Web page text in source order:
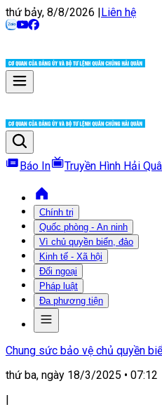
thứ bảy, 8/8/2026 |Liên hệ
Báo In Truyền Hình Hải
Chính trị
Quốc phòng - An ninh
Vì chủ quyền biển, đảo
Kinh tế - Xã hội
Đối ngoại
Pháp luật
Đa phương tiện
Chung sức bảo vệ chủ quyền
thứ ba, ngày 18/3/2025 • 07:12
|